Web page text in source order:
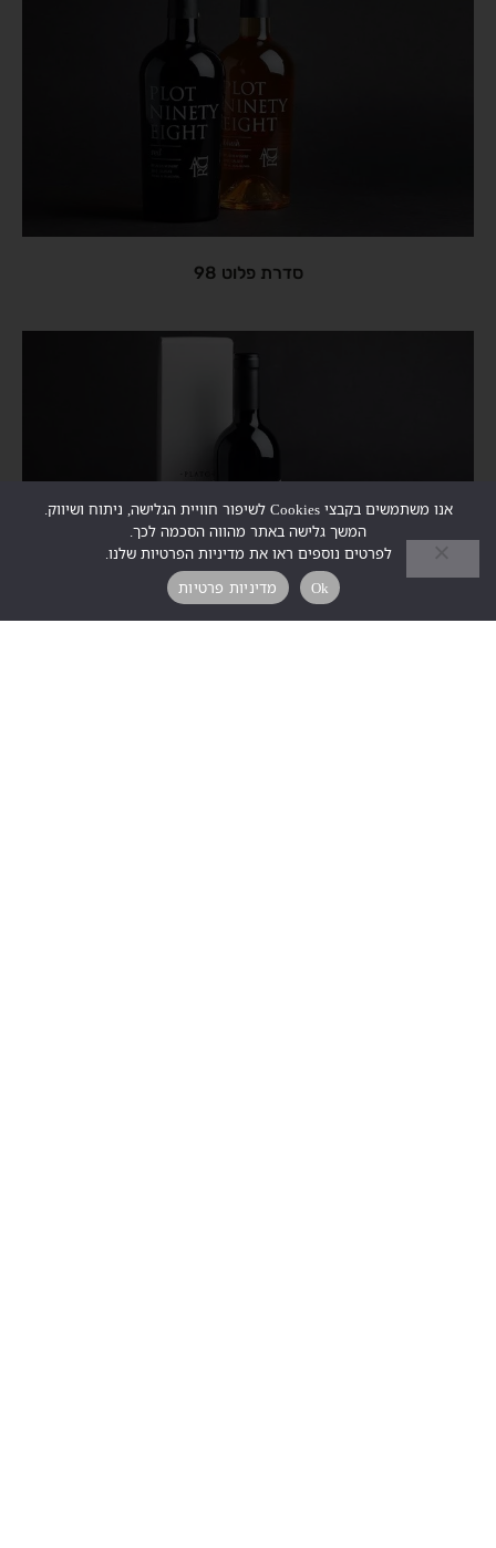
סדרת פלוט 98
אנו משתמשים בקבצי Cookies לשיפור חוויית הגלישה, ניתוח ושיווק.
המשך גלישה באתר מהווה הסכמה לכך.
לפרטים נוספים ראו את מדיניות הפרטיות שלנו.
Ok
מדיניות פרטיות